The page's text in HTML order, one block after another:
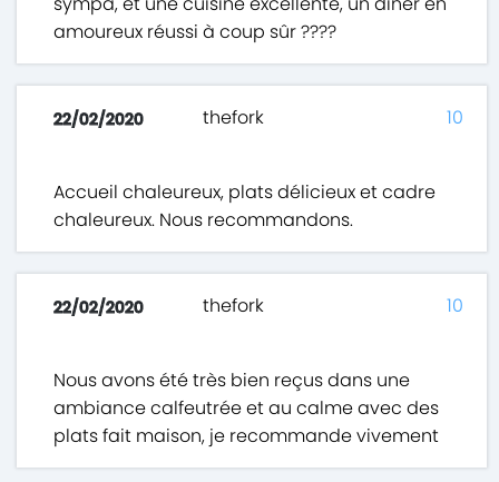
amoureux réussi à coup sûr ????
22/02/2020 thefork
Accueil chaleureux, plats délicieux et cadre
chaleureux. Nous recommandons.
10
22/02/2020 thefork
Nous avons été très bien reçus dans une
ambiance calfeutrée et au calme avec des
plats fait maison, je recommande vivement
10